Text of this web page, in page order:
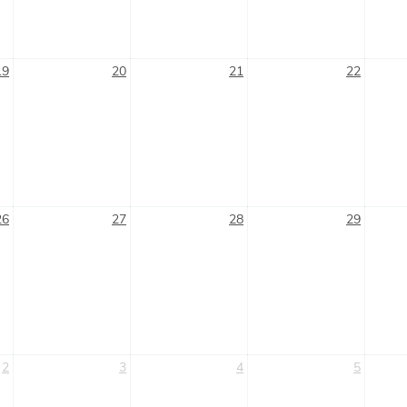
20 21 22
27 28 29
2 3 4 5